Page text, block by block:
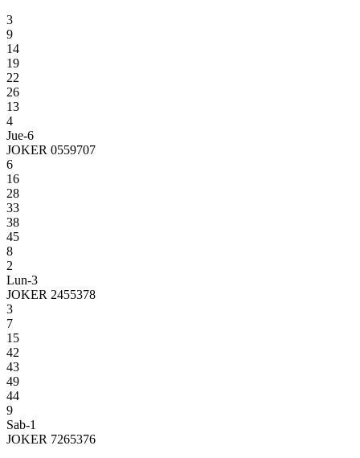
3
9
14
19
22
26
13
4
Jue-6
JOKER 0559707
6
16
28
33
38
45
8
2
Lun-3
JOKER 2455378
3
7
15
42
43
49
44
9
Sab-1
JOKER 7265376